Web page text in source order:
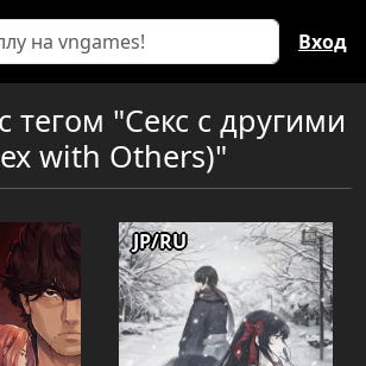
Вход
тегом "Секс с другими
with Others)"
JP/RU